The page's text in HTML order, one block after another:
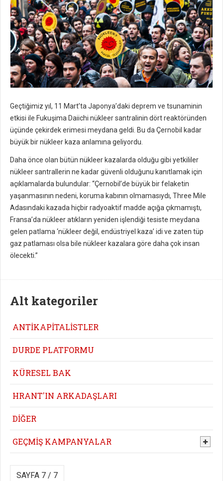
Geçtiğimiz yıl, 11 Mart’ta Japonya’daki deprem ve tsunaminin
etkisi ile Fukuşima Daiichi nükleer santralinin dört reaktöründen
üçünde çekirdek erimesi meydana geldi. Bu da Çernobil kadar
büyük bir nükleer kaza anlamına geliyordu.
Daha önce olan bütün nükleer kazalarda olduğu gibi yetkililer
nükleer santrallerin ne kadar güvenli olduğunu kanıtlamak için
açıklamalarda bulundular: “Çernobil’de büyük bir felaketin
yaşanmasının nedeni, koruma kabının olmamasıydı, Three Mile
Adasındaki kazada hiçbir radyoaktif madde açığa çıkmamıştı,
Fransa’da nükleer atıkların yeniden işlendiği tesiste meydana
gelen patlama ‘nükleer değil, endüstriyel kaza’ idi ve zaten tüp
gaz patlaması olsa bile nükleer kazalara göre daha çok insan
ölecekti.”
Alt kategoriler
ANTİKAPİTALİSTLER
DURDE PLATFORMU
KÜRESEL BAK
HRANT'IN ARKADAŞLARI
DİĞER
GEÇMİŞ KAMPANYALAR
SAYFA 7 / 7